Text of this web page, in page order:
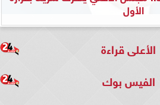
الأول
الأعلى قراءة
الفيس بوك